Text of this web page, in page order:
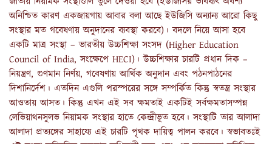
অনিশ্চিত কারণ একজায়গায় আবার বলা আছে ইউজিসি অন্যান্য আরো কিছু
সংস্থার মত গবেষণায় অনুদানের ব্যবস্থা করবে)। বদলে নিয়ে আসা হবে
একটি মাত্র সংস্থা – ভারতীয় উচ্চশিক্ষা সংসদ (Higher Education
Council of India, সংক্ষেপে HECI)। উচ্চশিক্ষার চারটি প্রধান দিক –
নিয়ন্ত্রণ, গুণমান নির্ণয়, গবেষণায় আর্থিক অনুদান এবং পঠনপাঠনের
দিশানির্দেশ। এতদিন এগুলি পরস্পরের সঙ্গে সম্পর্কিত কিন্তু স্বতন্ত্র সংস্থার
আওতায় আসত। কিন্তু এখন এই সব ক্ষমতাই একটিই সর্বক্ষমতাসম্পন্ন
লেভিয়াথনসুলভ নিয়ামক সংস্থার হাতে কেন্দ্রীভূত হবে। সংস্থাটি তার আলাদা
আলাদা প্রত্যঙ্গের সাহায্যে এই চারটি পৃথক দায়িত্ব পালন করবে। স্বভাবতঃই